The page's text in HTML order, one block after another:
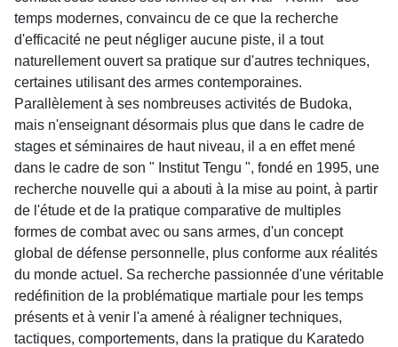
temps modernes, convaincu de ce que la recherche
d'efficacité ne peut négliger aucune piste, il a tout
naturellement ouvert sa pratique sur d'autres techniques,
certaines utilisant des armes contemporaines.
Parallèlement à ses nombreuses activités de Budoka,
mais n'enseignant désormais plus que dans le cadre de
stages et séminaires de haut niveau, il a en effet mené
dans le cadre de son " Institut Tengu ", fondé en 1995, une
recherche nouvelle qui a abouti à la mise au point, à partir
de l'étude et de la pratique comparative de multiples
formes de combat avec ou sans armes, d'un concept
global de défense personnelle, plus conforme aux réalités
du monde actuel. Sa recherche passionnée d'une véritable
redéfinition de la problématique martiale pour les temps
présents et à venir l'a amené à réaligner techniques,
tactiques, comportements, dans la pratique du Karatedo